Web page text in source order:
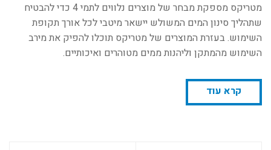
מטריקס מספקת מבחר של מוצרים נלווים לתמי 4 כדי להבטיח
שתהליך סינון המים המשולש יישאר מיטבי לכל אורך תקופת
השימוש. בעזרת המוצרים של מטריקס תוכלו להפיק את מירב
השימוש מהמתקן וליהנות ממים מטוהרים ואיכותיים.
קרא עוד